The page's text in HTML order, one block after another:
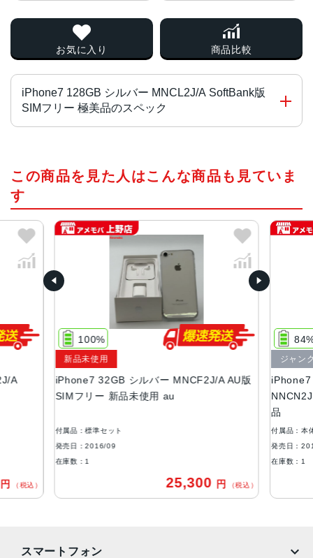
お気に入り 商品比較
iPhone7 128GB シルバー MNCL2J/A SoftBank版
SIMフリー 極美品のスペック
Apple A10 Fusion組み込み型M10モーションコプロセッサ
ブラック、ジェットブラック、シルバー、レッド、ローズ
ゴールド、ゴールド
容量
32GB、128GB、256GB
サイズ・重さ
138.3×67.1×7.1mm ・138g
Retina HDディスプレイIPSテクノロジー搭載4.7インチ
（対角）ワイドスクリーンLCD Multi‑Touchディスプレイ1,
334 x 750ピクセル解像度、326ppi1,400:1コントラスト比
1,200万画素f1.8最大5倍のデジタルズーム
生体認証
この商品を見た人はこんな商品も見ていま
す
A
円 （税込）
iPhone7 32GB シルバー MNCF2J/A AU版
SIMフリー 新品未使用 au
100%
新品未使用
付属品：標準セット
発売日：2016/09
在庫数：1
25,300 円 （税込）
iPhone7
品
ジャン
付属品：本
発売日：
在庫数：1
スマートフォン